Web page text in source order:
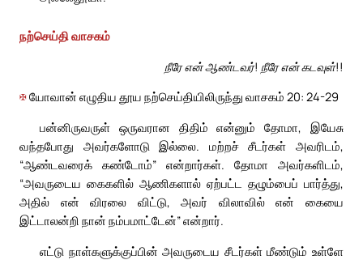
நற்செய்தி வாசகம்
நீரே என் ஆண்டவர்! நீரே என் கடவுள்!!
✠யோவான் எழுதிய தூய நற்செய்தியிலிருந்து வாசகம் 20: 24-29
பன்னிருவருள் ஒருவரான திதிம் என்னும் தோமா, இயேசு
வந்தபோது அவர்களோடு இல்லை. மற்றச் சீடர்கள் அவரிடம்,
“ஆண்டவரைக் கண்டோம்” என்றார்கள். தோமா அவர்களிடம்,
“அவருடைய கைகளில் ஆணிகளால் ஏற்பட்ட தழும்பைப் பார்த்து,
அதில் என் விரலை விட்டு, அவர் விலாவில் என் கையை
இட்டாலன்றி நான் நம்பமாட்டேன்” என்றார்.
எட்டு நாள்களுக்குப்பின் அவருடைய சீடர்கள் மீண்டும் உள்ளே